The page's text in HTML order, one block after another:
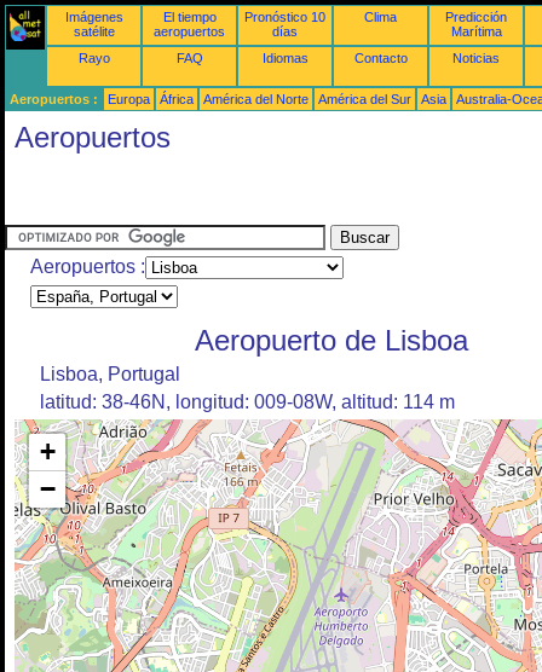
Imágenes
satélite
El tiempo
aeropuertos
Pronóstico 10
días
Clima
Predicción
Marítima
Rayo
FAQ Idiomas Contacto Noticias
Aeropuertos : Europa África América del Norte América del Sur Asia Australia-
Aeropuertos
Aeropuertos :
Aeropuerto de Lisboa
Lisboa, Portugal
latitud: 38-46N, longitud: 009-08W, altitud: 114 m
+
−